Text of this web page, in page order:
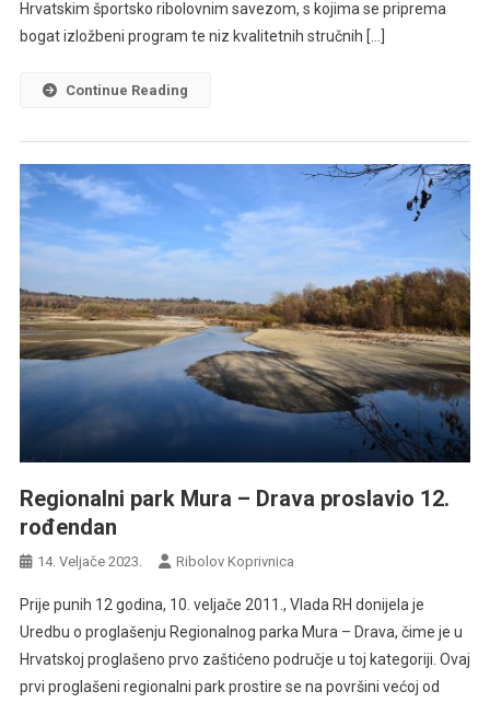
Hrvatskim športsko ribolovnim savezom, s kojima se priprema
bogat izložbeni program te niz kvalitetnih stručnih […]
Continue Reading
Regionalni park Mura – Drava proslavio 12.
rođendan
14. Veljače 2023. Ribolov Koprivnica
Prije punih 12 godina, 10. veljače 2011., Vlada RH donijela je
Uredbu o proglašenju Regionalnog parka Mura – Drava, čime je u
Hrvatskoj proglašeno prvo zaštićeno područje u toj kategoriji. Ovaj
prvi proglašeni regionalni park prostire se na površini većoj od